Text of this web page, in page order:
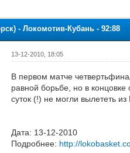
- Локомотив-Кубань - 92:88
13-12-2010, 18:05
В первом матче
равной борьбе, но в
суток (!) не могли вылететь из
Дата: 13-12-2010
Подробнее: http://